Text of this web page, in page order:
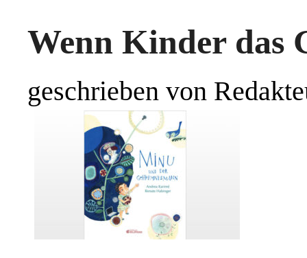
Wenn Kinder das
geschrieben von